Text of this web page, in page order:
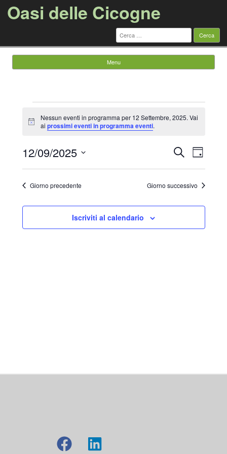
Oasi delle Cicogne
Ricerca
per:
Menu
Eventi
12
Settembre,
Notice
Nessun eventi in programma per 12 Settembre, 2025. Vai
aiprossimi eventi in programma eventi.
Eventi
Ricerca
viste
Cerca Evento
Viste
Giorno
12/09/2025
la
Giorno precedente Giorno successivo
Iscriviti al calendario